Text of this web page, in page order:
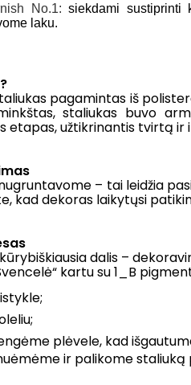
No.1: siekdami sustiprinti
laku.
pagamintas iš
staliukas buvo
etapas, užtikrinantis tvirtą ir
– tai leidžia
kad dekoras laikytųsi
dalis –
kartu su 1_B
plėvele, kad
ir palikome staliuką